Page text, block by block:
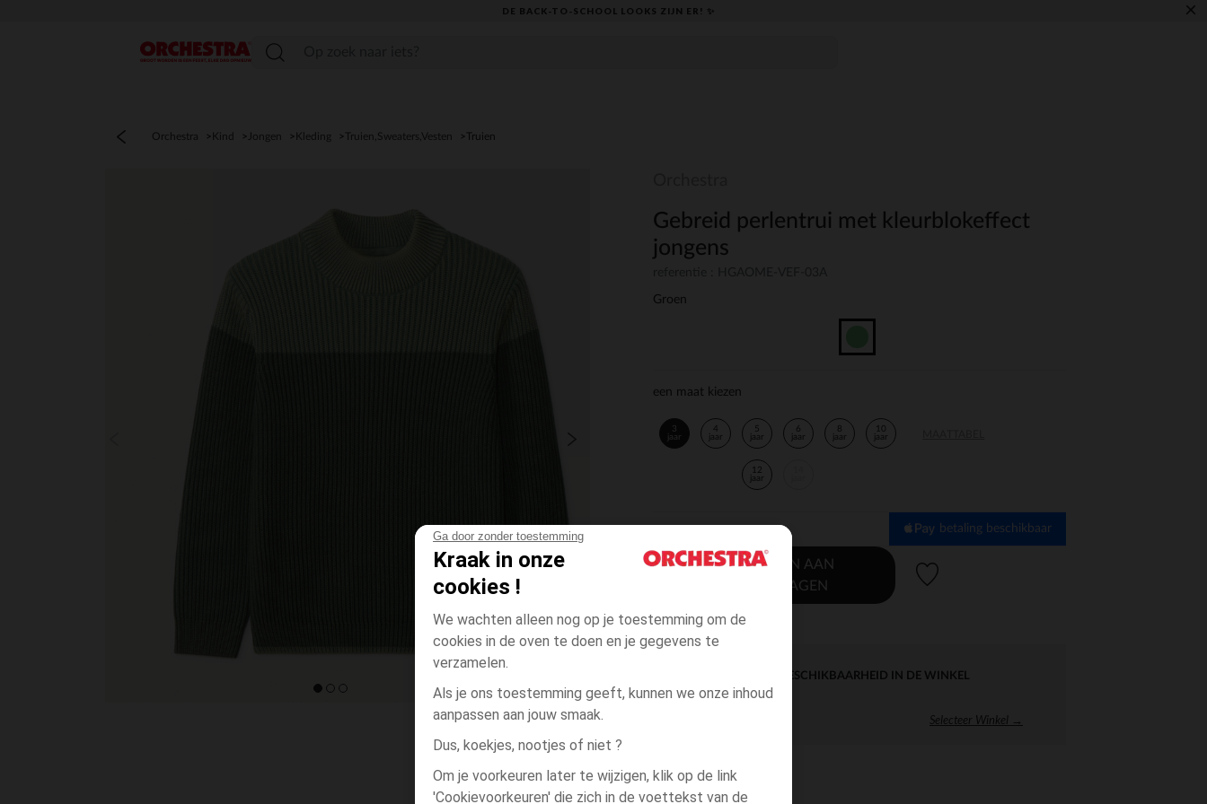
Ga door zonder toestemming
Kraak in onze
cookies !
We wachten alleen nog op je toestemming om de
cookies in de oven te doen en je gegevens te
verzamelen.
Als je ons toestemming geeft, kunnen we onze inhoud
aanpassen aan jouw smaak.
Dus, koekjes, nootjes of niet ?
Om je voorkeuren later te wijzigen, klik op de link
'Cookievoorkeuren' die zich in de voettekst van de
DE BACK-TO-SCHOOL LOOKS ZIJN ER! ✨ ×
menu
Orchestra Kind Jongen Kleding Truien,Sweaters,Vesten Truien
Gebreid perlentrui met kleurblokeffect
jongens
Groen
een maat kiezen
3
jaar
4
jaar
5
jaar
6
jaar
8
jaar
10
jaar
12
jaar
betaling beschikbaar
TOEVOEGEN AAN
WINKELWAGEN
DIRECTE BESCHIKBAARHEID IN DE WINKEL
Selecteer Winkel →